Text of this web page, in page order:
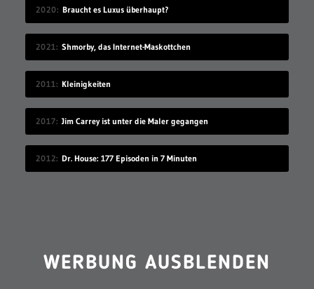
2020 Braucht es Luxus überhaupt?
2021 Shmorby, das Internet-Maskottchen
2011 Kleinigkeiten
2017 Jim Carrey ist unter die Maler gegangen
2012 Dr. House: 177 Episoden in 7 Minuten
WERBUNG AUSBLENDEN